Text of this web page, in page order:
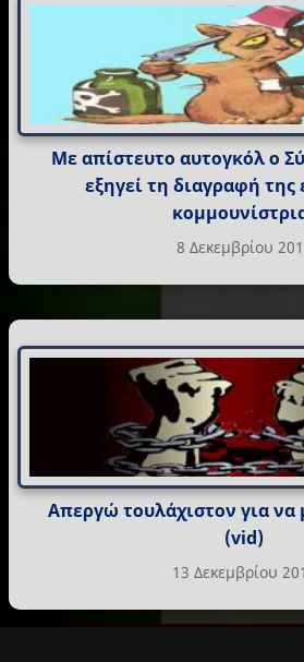
Με απίστευτο αυτογκόλ ο
εξηγεί τη διαγραφή της
8 Δεκεμβρίου
Απεργώ τουλάχιστον για
(vid)
13 Δεκεμβρίου